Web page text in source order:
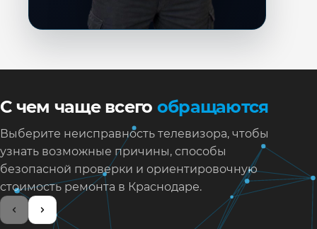
С чем чаще всего обращаются
Выберите неисправность телевизора, чтобы
узнать возможные причины, способы
безопасной проверки и ориентировочную
стоимость ремонта в Краснодаре.